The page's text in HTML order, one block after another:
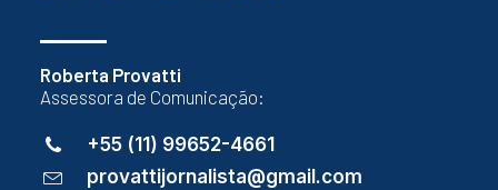
Roberta Provatti
Assessora de Comunicação:
+55 (11) 99652-4661
provattijornalista@gmail.com